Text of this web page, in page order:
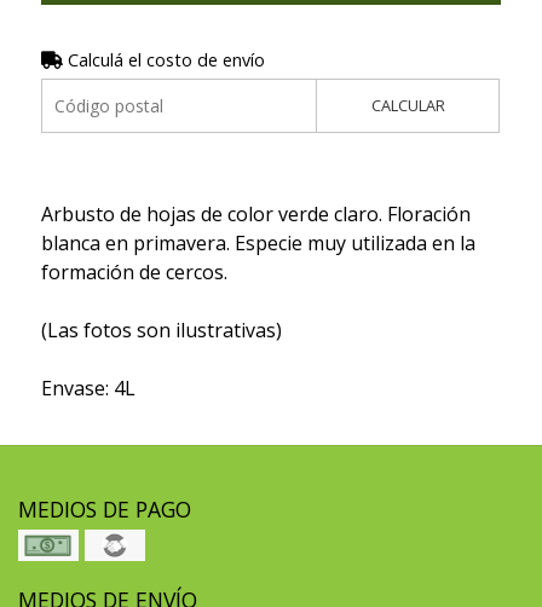
Calculá el costo de envío
CALCULAR
Arbusto de hojas de color verde claro. Floración
blanca en primavera. Especie muy utilizada en la
formación de cercos.
(Las fotos son ilustrativas)
Envase: 4L
MEDIOS DE PAGO
MEDIOS DE ENVÍO